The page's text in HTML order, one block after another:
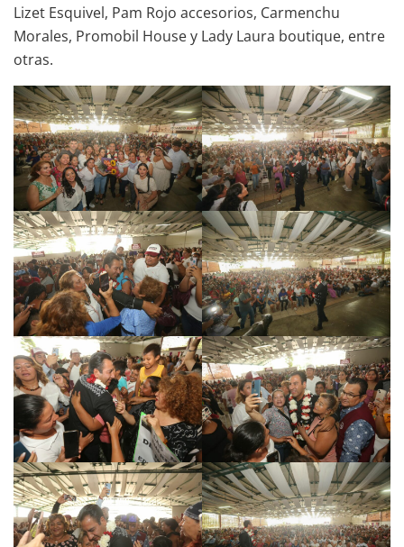
Lizet Esquivel, Pam Rojo accesorios, Carmenchu
Morales, Promobil House y Lady Laura boutique, entre
otras.